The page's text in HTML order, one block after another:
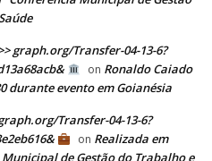
graph.org/Transfer-04-13-6?
on Ronaldo Caiado
durante evento em Goianésia
Transfer-04-13-6?
on Realizada em
de Gestão do Trabalho e